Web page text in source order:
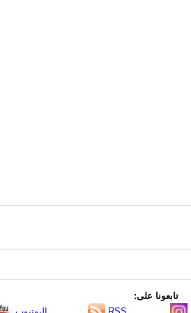
تابعونا على: